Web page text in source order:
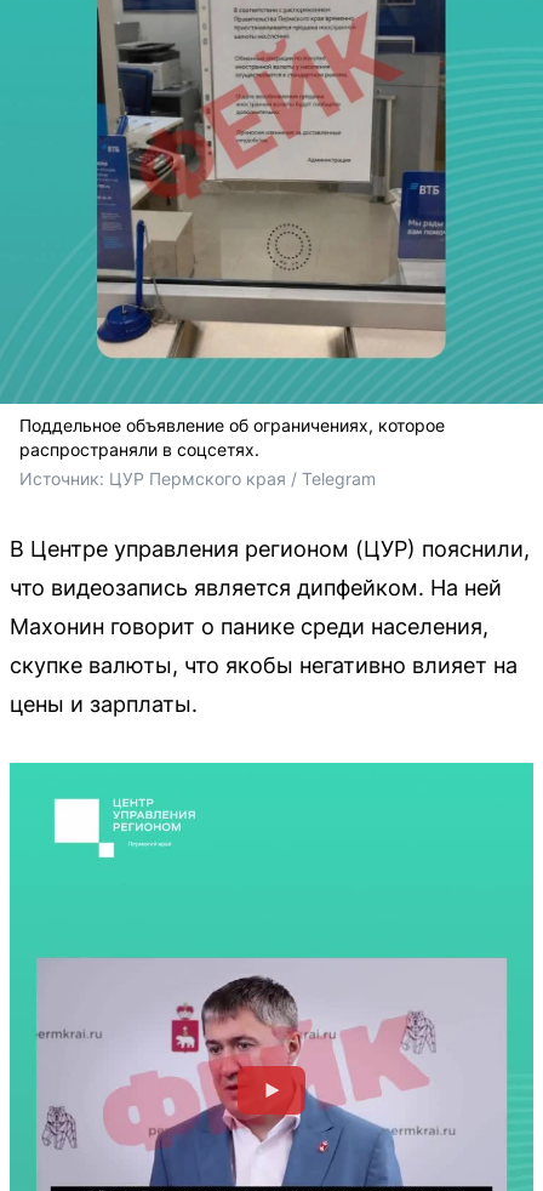
Поддельное объявление об ограничениях, которое
распространяли в соцсетях.
Источник: ЦУР Пермского края / Telegram
В Центре управления регионом (ЦУР) пояснили,
что видеозапись является дипфейком. На ней
Махонин говорит о панике среди населения,
скупке валюты, что якобы негативно влияет на
цены и зарплаты.